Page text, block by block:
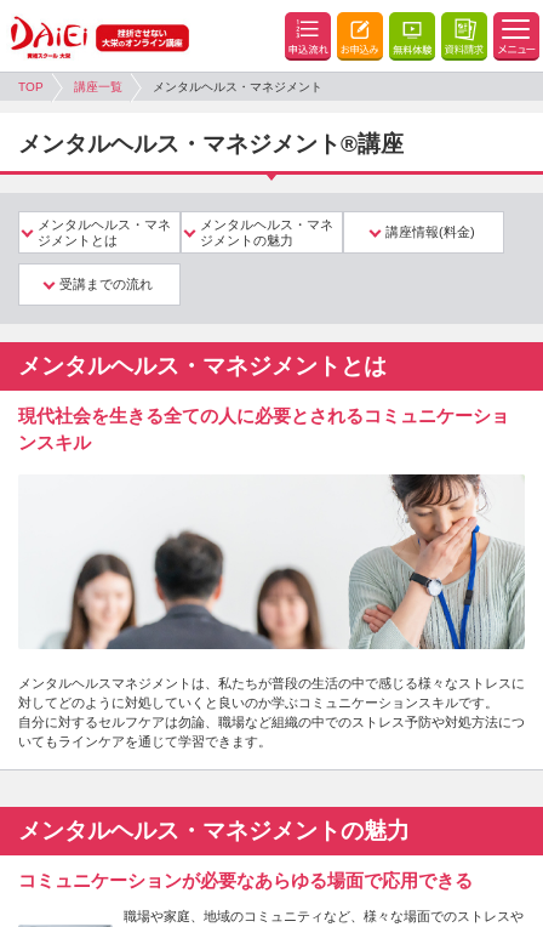
TOP 講座一覧 メンタルヘルス・マネジメント
メンタルヘルス・マネジメント®講座
メンタルヘルス・マネ
ジメントとは
メンタルヘルス・マネ
ジメントの魅力
講座情報(料金)
受講までの流れ
メンタルヘルス・マネジメントとは
現代社会を生きる全ての人に必要とされるコミュニケーショ
ンスキル
メンタルヘルスマネジメントは、私たちが普段の生活の中で感じる様々なストレスに
対してどのように対処していくと良いのか学ぶコミュニケーションスキルです。
自分に対するセルフケアは勿論、職場など組織の中でのストレス予防や対処方法につ
いてもラインケアを通じて学習できます。
メンタルヘルス・マネジメントの魅力
コミュニケーションが必要なあらゆる場面で応用できる
職場や家庭、地域のコミュニティなど、様々な場面でのストレスや